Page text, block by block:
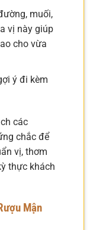
muối,
vị này giúp
cho vừa
ý đi kèm
các
chắc để
vị, thơm
thực khách
Mận